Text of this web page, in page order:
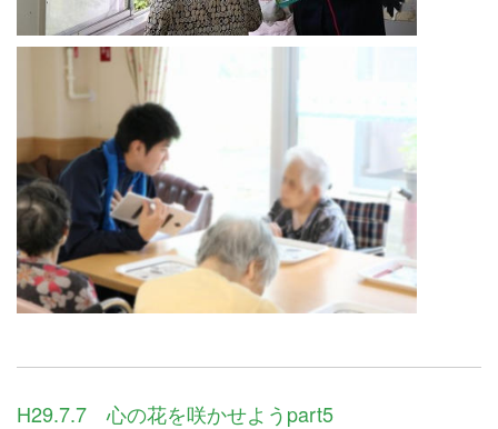
H29.7.7 心の花を咲かせようpart5